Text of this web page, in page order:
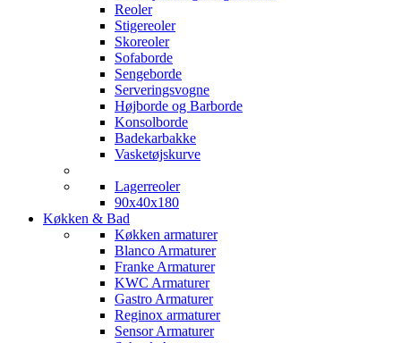
Reoler
Stigereoler
Skoreoler
Sofaborde
Sengeborde
Serveringsvogne
Højborde og Barborde
Konsolborde
Badekarbakke
Vasketøjskurve
Lagerreoler
90x40x180
Køkken & Bad
Køkken armaturer
Blanco Armaturer
Franke Armaturer
KWC Armaturer
Gastro Armaturer
Reginox armaturer
Sensor Armaturer